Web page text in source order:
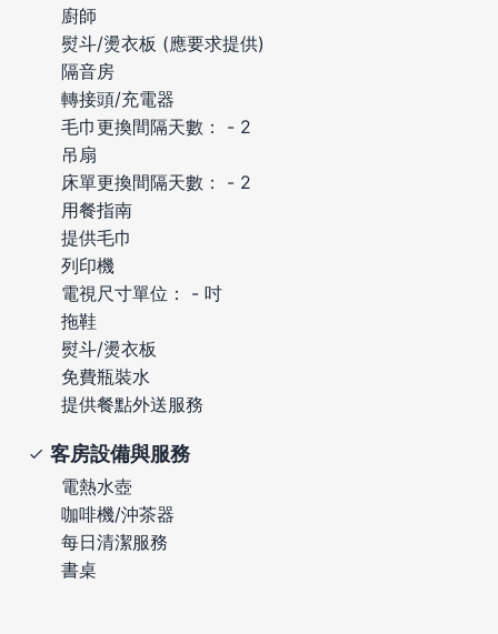
廚師
熨斗/燙衣板 (應要求提供)
隔音房
轉接頭/充電器
毛巾更換間隔天數： - 2
吊扇
床單更換間隔天數： - 2
用餐指南
提供毛巾
列印機
電視尺寸單位： - 吋
拖鞋
熨斗/燙衣板
免費瓶裝水
提供餐點外送服務
客房設備與服務
電熱水壺
咖啡機/沖茶器
每日清潔服務
書桌